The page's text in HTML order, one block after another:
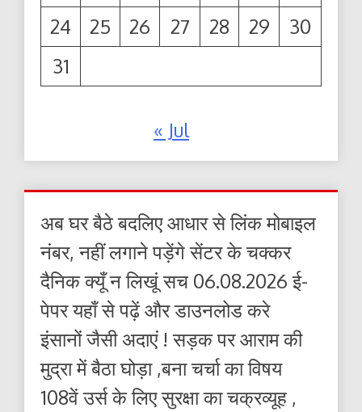
24
25 26 27 28 29
30
31
« Jul
अब घर बैठे बदलिए आधार से लिंक मोबाइल
नंबर, नहीं लगाने पड़ेंगे सेंटर के चक्कर
दैनिक क्यूँ न लिखूं सच 06.08.2026 ई-
पेपर यहाँ से पढ़ें और डाउनलोड करे
इंसानों जैसी अदाएं ! सड़क पर आराम की
मुद्रा में बैठा घोड़ा ,बना चर्चा का विषय
108वें उर्स के लिए सुरक्षा का चक्रव्यूह ,